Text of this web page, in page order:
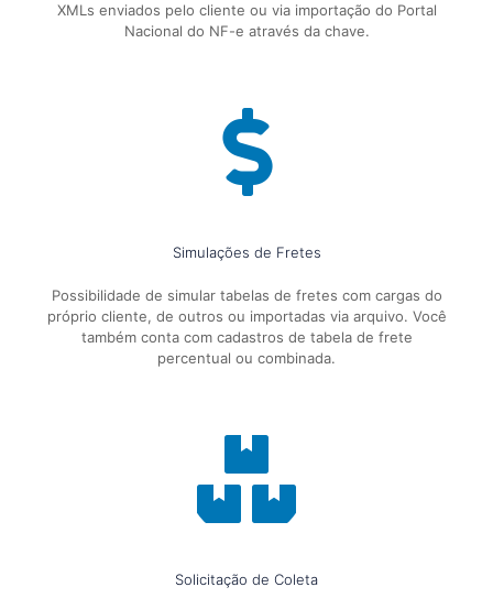
XMLs enviados pelo cliente ou via importação do Portal
Nacional do NF-e através da chave.
Simulações de Fretes
Possibilidade de simular tabelas de fretes com cargas do
próprio cliente, de outros ou importadas via arquivo. Você
também conta com cadastros de tabela de frete
percentual ou combinada.
Solicitação de Coleta